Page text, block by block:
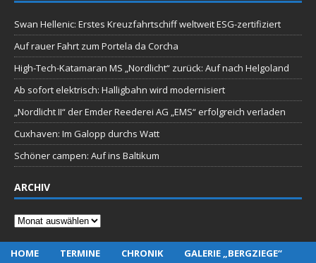
Swan Hellenic: Erstes Kreuzfahrtschiff weltweit ESG-zertifiziert
Auf rauer Fahrt zum Portela da Corcha
High-Tech-Katamaran MS „Nordlicht“ zurück: Auf nach Helgoland
Ab sofort elektrisch: Halligbahn wird modernisiert
„Nordlicht II“ der Emder Reederei AG „EMS“ erfolgreich verladen
Cuxhaven: Im Galopp durchs Watt
Schöner campen: Auf ins Baltikum
ARCHIV
Archiv
HOME TERMINE CHRONIK GALERIE „BERGZIEGE“